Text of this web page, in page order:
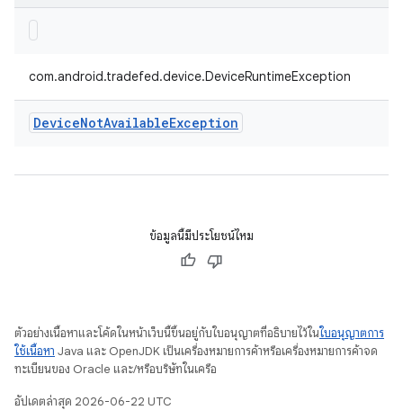
com.android.tradefed.device.DeviceRuntimeException
DeviceNotAvailableException
ข้อมูลนี้มีประโยชน์ไหม
ตัวอย่างเนื้อหาและโค้ดในหน้าเว็บนี้ขึ้นอยู่กับใบอนุญาตที่อธิบายไว้ในใบอนุญาตการ
ใช้เนื้อหา Java และ OpenJDK เป็นเครื่องหมายการค้าหรือเครื่องหมายการค้าจด
ทะเบียนของ Oracle และ/หรือบริษัทในเครือ
อัปเดตล่าสุด 2026-06-22 UTC